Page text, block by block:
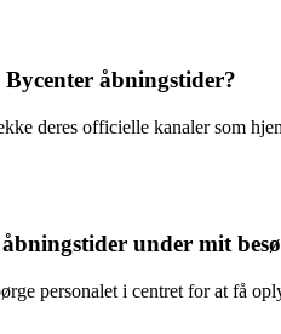
åbningstider?
deres officielle kanaler som
under mit
personalet i centret for at få